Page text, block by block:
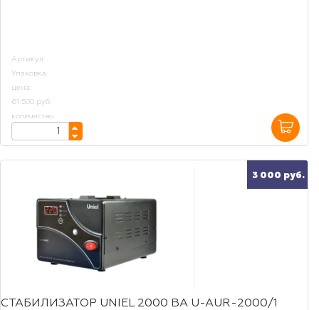
Артикул
Упаковка
цена:
61 500 руб.
количество:
3 000 руб.
СТАБИЛИЗАТОР UNIEL 2000 ВА U-AUR-2000/1